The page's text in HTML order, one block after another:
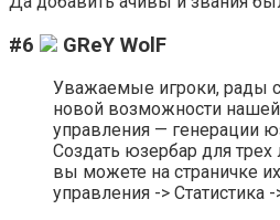
#6 GReY WolF
Уважаемые игроки, рады
новой возможности
управления — генерации
Создать юзербар для
вы можете на страничке
управления -> Статистика